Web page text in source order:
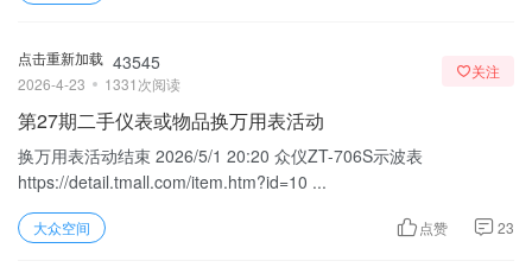
点击重新加载 43545
2026-4-23 1331次阅读
关注
第27期二手仪表或物品换万用表活动
换万用表活动结束 2026/5/1 20:20 众仪ZT-706S示波表
https://detail.tmall.com/item.htm?id=10 ...
大众空间 点赞 23